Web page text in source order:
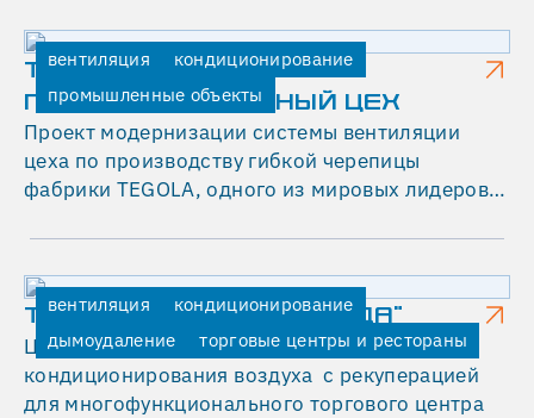
вентиляция
кондиционирование
промышленные объекты
ТЕГОЛА РУФИНГ -
ПРОИЗВОДСТВЕННЫЙ ЦЕХ
Проект модернизации системы вентиляции
цеха по производству гибкой черепицы
фабрики TEGOLA, одного из мировых лидеров в
гидроизоляционных систем.
вентиляция
кондиционирование
дымоудаление
торговые центры и рестораны
ТОРГОВЫЙ ЦЕНТР "СРЕДА"
Централизованная система вентиляции и
кондиционирования воздуха с рекуперацией
для многофункционального торгового центра